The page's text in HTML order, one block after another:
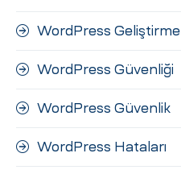
WordPress Geliştirme
WordPress Güvenliği
WordPress Güvenlik
WordPress Hataları